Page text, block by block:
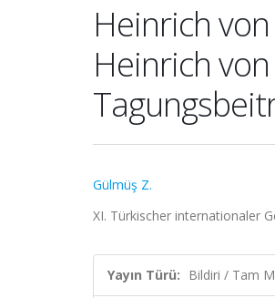
Heinrich
Heinrich
Gülmüş Z.
XI. Türkischer internationaler
Yayın Türü: Bildiri / Tam